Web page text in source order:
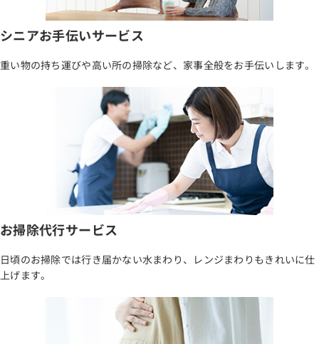
シニアお手伝いサービス
重い物の持ち運びや高い所の掃除など、家事全般をお手伝いします。
お掃除代行サービス
日頃のお掃除では行き届かない水まわり、レンジまわりもきれいに仕
上げます。